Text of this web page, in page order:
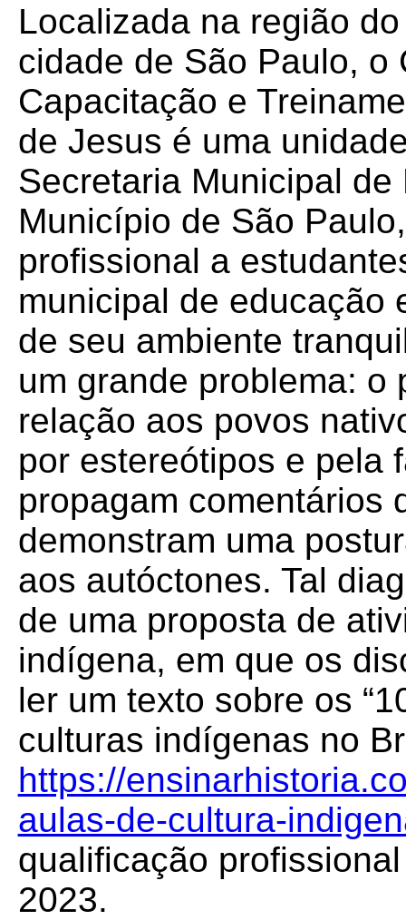
Localizada na região
cidade de São Paulo, o
Capacitação e
de Jesus é uma
Secretaria Municipal
Município de São
profissional a
municipal de educação
de seu ambiente
um grande problema: o
relação aos povos
por estereótipos e pela
propagam comentários
demonstram uma
aos autóctones. Tal
de uma proposta de
indígena, em que os
ler um texto sobre os
culturas indígenas no
https://
aulas-de-cultura-
qualificação
2023.